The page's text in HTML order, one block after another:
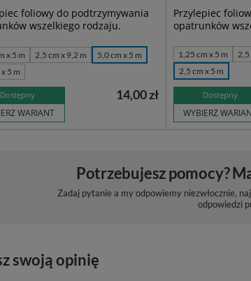
foliowy do podtrzymywania
wszel­kiego rodzaju.
x 5 m 2,5 cm x 9,2 m
5,0 cm x 5 m
5 m
Dostępny
WARIANT
14,00 zł
Przylepiec
opatrunków
1,25 cm x 5 m 2,5
2,5 cm x 5 m
Dostępny
WYBIERZ
Potrzebujesz pomocy?
Zadaj pytanie a my odpowiemy niezwłocznie,
odpowiedzi
swoją opinię